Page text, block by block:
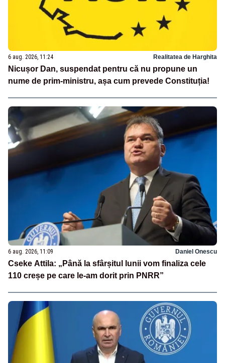
6 aug. 2026, 11:24 Realitatea de Harghita
Nicușor Dan, suspendat pentru că nu propune un
nume de prim-ministru, așa cum prevede Constituția!
6 aug. 2026, 11:09 Daniel Onescu
Cseke Attila: „Până la sfârșitul lunii vom finaliza cele
110 creșe pe care le-am dorit prin PNRR”